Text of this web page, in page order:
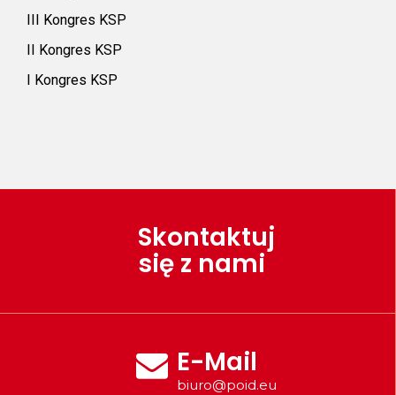
III Kongres KSP
II Kongres KSP
I Kongres KSP
Skontaktuj
się z nami
E-Mail
biuro@poid.eu